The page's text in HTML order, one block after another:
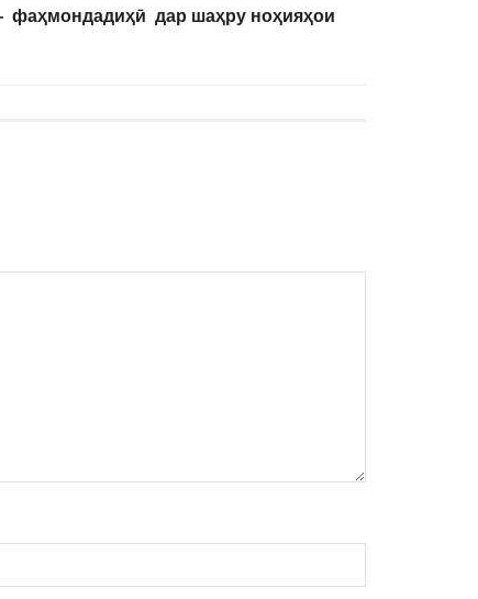
фаҳмондадиҳӣ дар шаҳру ноҳияҳои